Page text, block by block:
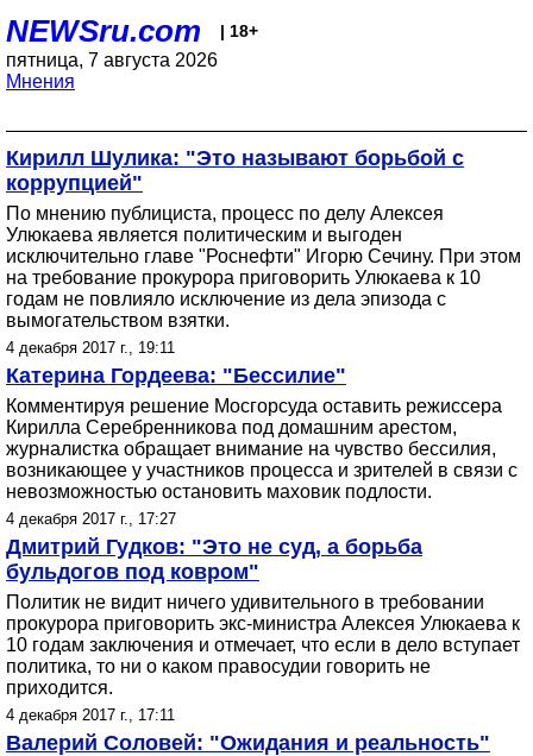
NEWSru.com | 18+
пятница, 7 августа 2026
Мнения
Кирилл Шулика: "Это называют борьбой с
коррупцией"
По мнению публициста, процесс по делу Алексея
Улюкаева является политическим и выгоден
исключительно главе "Роснефти" Игорю Сечину. При этом
на требование прокурора приговорить Улюкаева к 10
годам не повлияло исключение из дела эпизода с
вымогательством взятки.
4 декабря 2017 г., 19:11
Катерина Гордеева: "Бессилие"
Комментируя решение Мосгорсуда оставить режиссера
Кирилла Серебренникова под домашним арестом,
журналистка обращает внимание на чувство бессилия,
возникающее у участников процесса и зрителей в связи с
невозможностью остановить маховик подлости.
4 декабря 2017 г., 17:27
Дмитрий Гудков: "Это не суд, а борьба
бульдогов под ковром"
Политик не видит ничего удивительного в требовании
прокурора приговорить экс-министра Алексея Улюкаева к
10 годам заключения и отмечает, что если в дело вступает
политика, то ни о каком правосудии говорить не
приходится.
4 декабря 2017 г., 17:11
Валерий Соловей: "Ожидания и реальность"